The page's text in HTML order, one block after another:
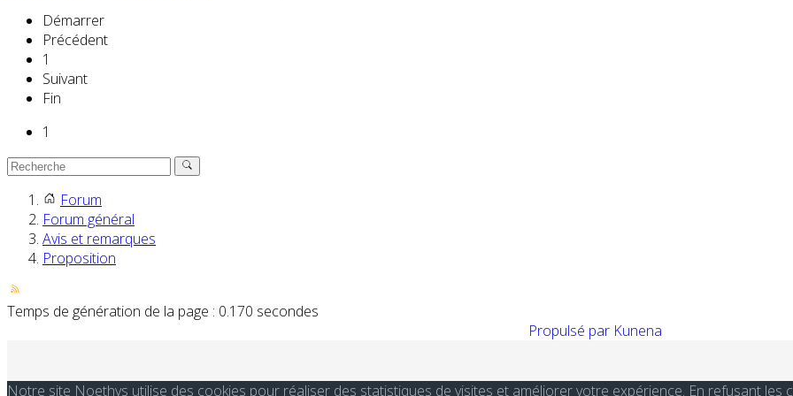
Démarrer
Précédent
1
Suivant
Fin
1
Forum
Forum général
Avis et remarques
Proposition
Temps de génération de la page : 0.170 secondes
Propulsé par Kunena
Notre site Noethys utilise des cookies pour réaliser des statistiques de visites et améliorer votre expérience. En refusant